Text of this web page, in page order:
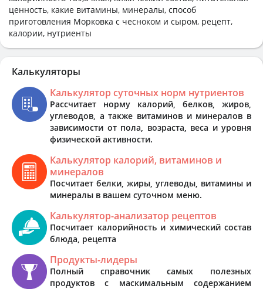
ценность, какие витамины, минералы, способ
приготовления Морковка с чесноком и сыром, рецепт,
калории, нутриенты
Калькуляторы
Калькулятор суточных норм нутриентов
Рассчитает норму калорий, белков, жиров,
углеводов, а также витаминов и минералов в
зависимости от пола, возраста, веса и уровня
физической активности.
Калькулятор калорий, витаминов и
минералов
Посчитает белки, жиры, углеводы, витамины и
минералы в вашем суточном меню.
Калькулятор-анализатор рецептов
Посчитает калорийность и химический состав
блюда, рецепта
Продукты-лидеры
Полный справочник самых полезных
продуктов с маскимальным содержанием